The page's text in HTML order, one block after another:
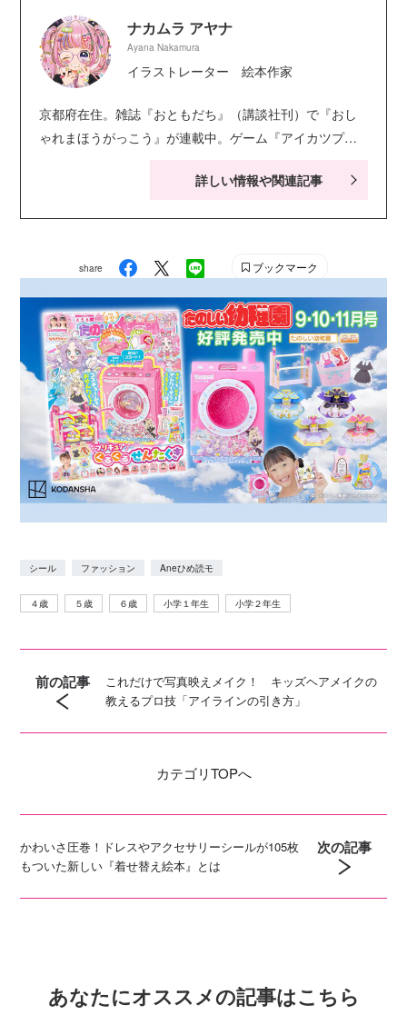
ナカムラ アヤナ
Ayana Nakamura
イラストレーター 絵本作家
京都府在住。雑誌『おともだち』（講談社刊）で『おし
ゃれまほうがっこう』が連載中。ゲーム『アイカツプラ
ラ♡スタイリスト』（永岡書店刊）、『おしゃれプリン
トも担当。絵本は、『おしゃれまほうがっこう 100まい
の ドレス』がデビュー作。
詳しい情報や関連記事
share ブックマーク
シール ファッション Aneひめ読モ
４歳 ５歳 ６歳 小学１年生 小学２年生
前の記事
これだけで写真映えメイク！ キッズヘアメイクの
教えるプロ技「アイラインの引き方」
カテゴリTOPへ
かわいさ圧巻！ドレスやアクセサリーシールが105枚
もついた新しい『着せ替え絵本』とは
次の記事
あなたにオススメの記事はこちら